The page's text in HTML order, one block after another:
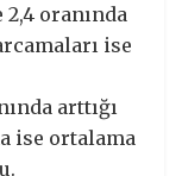
oranında
ise
arttığı
ise ortalama